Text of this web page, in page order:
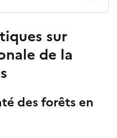
sur
de la
des forêts en